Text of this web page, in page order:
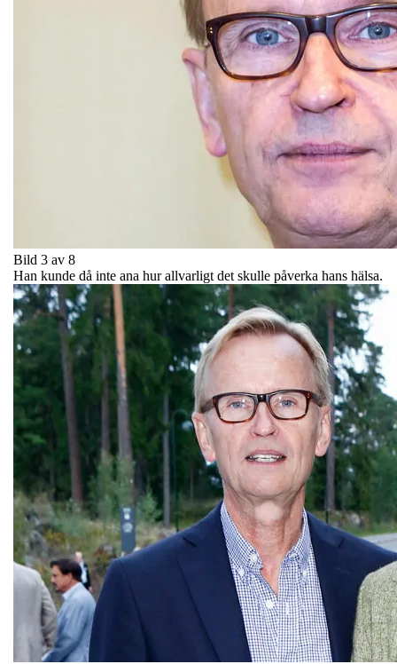
Bild 3 av 8
Han kunde då inte ana hur allvarligt det skulle påverka hans hälsa.